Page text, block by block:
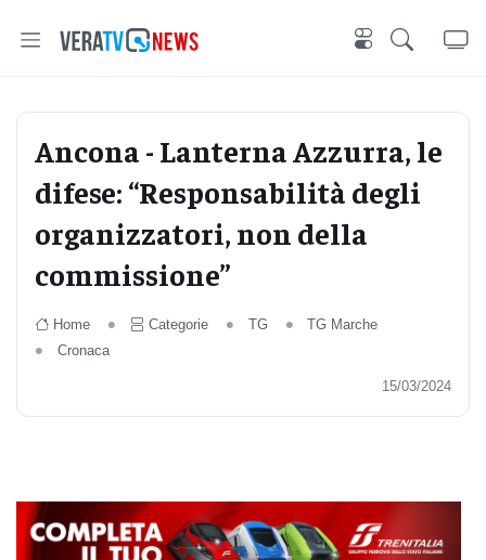
Ancona - Lanterna Azzurra, le
difese: “Responsabilità degli
organizzatori, non della
commissione”
Home Categorie TG
TG Marche
Cronaca
15/03/2024